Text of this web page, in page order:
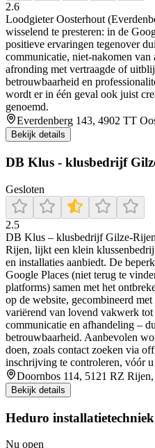
2.6
Loodgieter Oosterhout
wisselend te presteren: in de
positieve ervaringen tegenover
communicatie, niet-nakomen
afronding met vertraagde of
betrouwbaarheid en
wordt er in één geval ook juist
genoemd.
Everdenberg 143, 4902 TT
Bekijk details
DB Klus - klusbedrijf
Gesloten
2.5
DB Klus – klusbedrijf
Rijen, lijkt een klein
en installaties aanbiedt. De
Google Places (niet terug te
platforms) samen met het
op de website, gecombineerd
variërend van lovend vakwerk
communicatie en afhandeling –
betrouwbaarheid. Aanbevolen
doen, zoals contact zoeken via
inschrijving te controleren, vóór
Doornbos 114, 5121 RZ
Bekijk details
Heduro
Nu open